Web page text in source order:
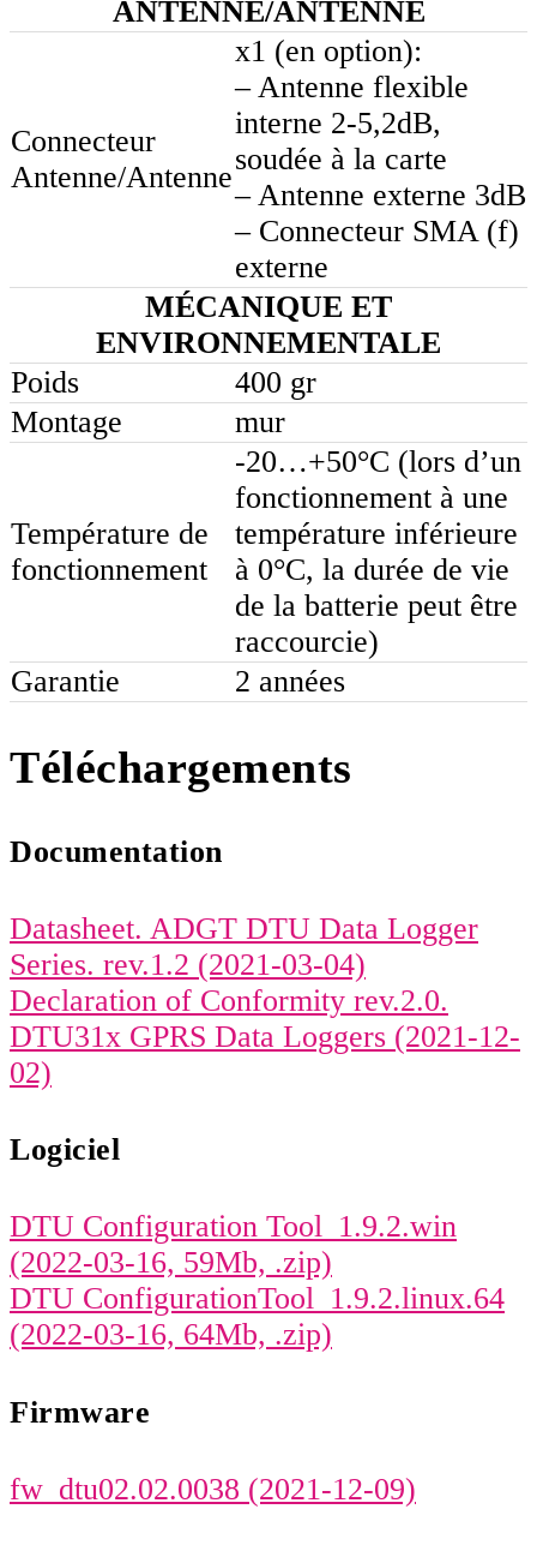
ANTENNE/ANTENNE
Connecteur
Antenne/Antenne
x1 (en option):
– Antenne flexible
interne 2-5,2dB,
soudée à la carte
– Antenne externe 3dB
– Connecteur SMA (f)
externe
MÉCANIQUE ET
ENVIRONNEMENTALE
Poids
400 gr
Montage
mur
Température de
fonctionnement
-20…+50°C (lors d’un
fonctionnement à une
température inférieure
à 0°C, la durée de vie
de la batterie peut être
raccourcie)
Garantie
2 années
Téléchargements
Documentation
Datasheet. ADGT DTU Data Logger
Series. rev.1.2 (2021-03-04)
Declaration of Conformity rev.2.0.
DTU31x GPRS Data Loggers (2021-12-
02)
Logiciel
DTU Configuration Tool_1.9.2.win
(2022-03-16, 59Mb, .zip)
DTU ConfigurationTool_1.9.2.linux.64
(2022-03-16, 64Mb, .zip)
Firmware
fw_dtu02.02.0038 (2021-12-09)